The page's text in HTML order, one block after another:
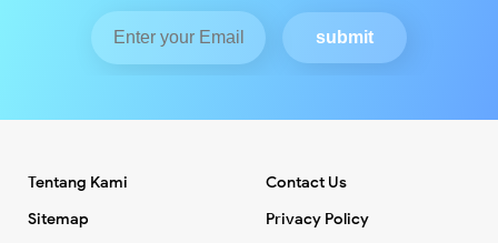
Tentang Kami
Contact Us
Sitemap
Privacy Policy